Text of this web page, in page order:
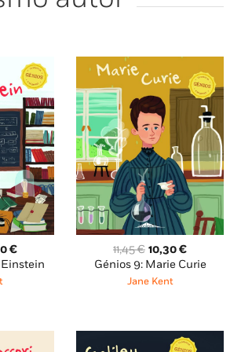
€O
preço
11,45€ O
preço
original
10,30€O
preço
Génios 9: Marie Curie
Jane Kent